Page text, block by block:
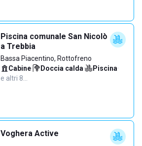
Piscina comunale San Nicolò
a Trebbia
Bassa Piacentino, Rottofreno
Cabine· Doccia calda· Piscina·
e altri 8…
Voghera Active